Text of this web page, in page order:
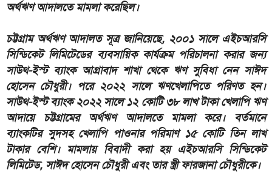
অর্থঋণ আদালতে মামলা করেছিল।
চট্টগ্রাম অর্থঋণ আদালত সূত্র জানিয়েছে, ২০০১ সালে এইচআরসি
সিন্ডিকেট লিমিটেডের ব্যবসায়িক কার্যক্রম পরিচালনা করার জন্য
সাউথ-ইস্ট ব্যাংক আগ্রাবাদ শাখা থেকে ঋণ সুবিধা নেন সাঈদ
হোসেন চৌধুরী। পরে ২০২২ সালে ঋণখেলাপিতে পরিণত হন।
সাউথ-ইস্ট ব্যাংক ২০২২ সালে ১২ কোটি ৩৮ লাখ টাকা খেলাপি ঋণ
আদায়ে চট্টগ্রামের অর্থঋণ আদালতে মামলা করে। বর্তমানে
ব্যাংকটির সুদসহ খেলাপি পাওনার পরিমাণ ১৫ কোটি তিন লাখ
টাকার বেশি। মামলায় বিবাদী করা হয় এইচআরসি সিন্ডিকেট
লিমিটেড, সাঈদ হোসেন চৌধুরী এবং তার স্ত্রী ফারজানা চৌধুরীকে।